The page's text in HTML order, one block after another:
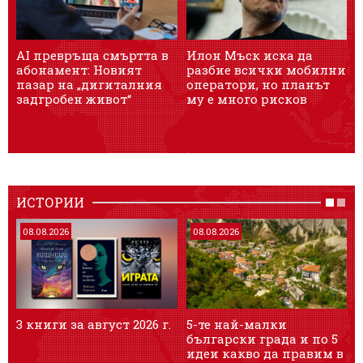
AI превръща смъртта в
абонамент: Новият
пазар на „дигиталния
задгробен живот“
Илон Мъск иска да
разбие всички мобилни
оператори, но планът
му е много рисков
ИСТОРИИ
08.08.2026
3 книги за август 2026 г.
08.08.2026
5-те най-малки
български градa и по 5
идеи какво да правим в